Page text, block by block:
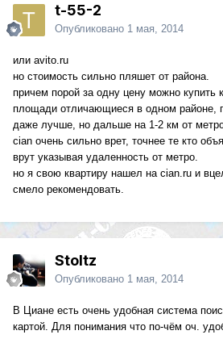
t-55-2
Опубликовано 1 мая, 2014
или avito.ru
но стоимость сильно пляшет от района.
причем порой за одну цену можно купить
площади отличающиеся в одном районе,
даже лучше, но дальше на 1-2 км от
cian очень сильно врет, точнее те кто
врут указывая удаленность от метро.
но я свою квартиру нашел на cian.ru и
смело рекомендовать.
Stoltz
Опубликовано 1 мая, 2014
В Циане есть очень удобная система
картой. Для понимания что по-чём оч.